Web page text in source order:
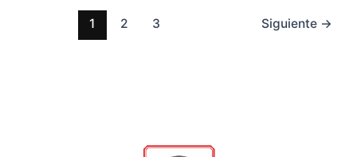
1 2 3 Siguiente →